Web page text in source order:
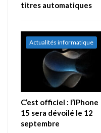
titres automatiques
Actualités informatique
C’est officiel : l’iPhone
15 sera dévoilé le 12
septembre